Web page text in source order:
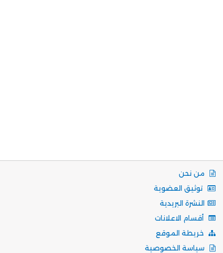
من نحن
توثيق العضوية
النشرة البريدية
أقسام الاعلانات
خريطة الموقع
سياسة الخصوصية